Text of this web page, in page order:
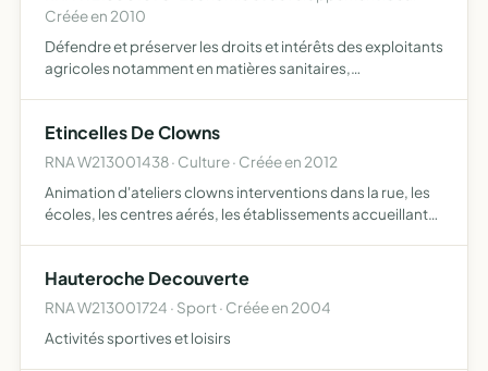
Créée en 2010
Défendre et préserver les droits et intérêts des exploitants
agricoles notamment en matières sanitaires,
bonne ge…
Etincelles De Clowns
RNA W213001438 · Culture · Créée en 2012
Animation d'ateliers clowns interventions dans la rue, les
écoles, les centres aérés, les établissements accueillant
Hauteroche Decouverte
RNA W213001724 · Sport · Créée en 2004
Activités sportives et loisirs